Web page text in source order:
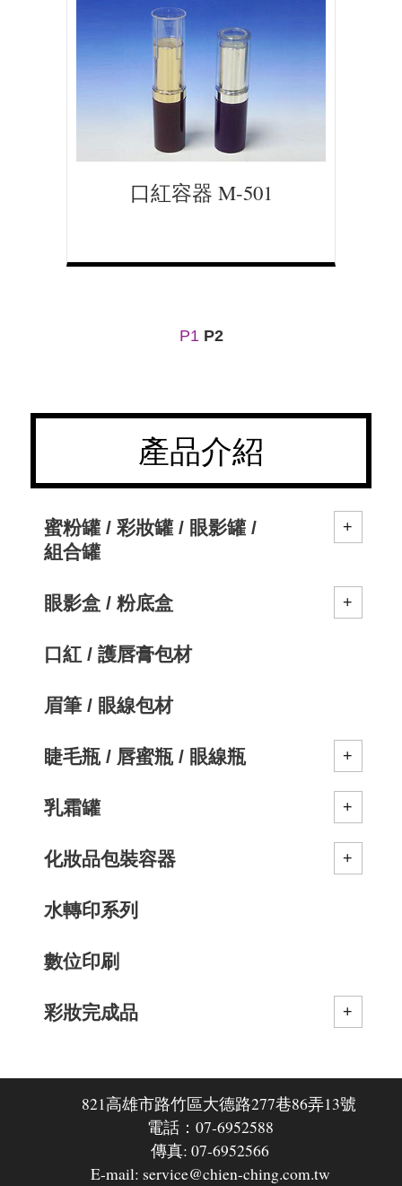
產品介紹
蜜粉罐 / 彩妝罐 / 眼影罐 /
組合罐
眼影盒 / 粉底盒
口紅 / 護唇膏包材
眉筆 / 眼線包材
睫毛瓶 / 唇蜜瓶 / 眼線瓶
乳霜罐
化妝品包裝容器
水轉印系列
數位印刷
彩妝完成品
口紅容器 M-501
P1 P2
821高雄市路竹區大德路277巷86弄13號
電話：07-6952588
傳真: 07-6952566
E-mail: service@chien-ching.com.tw